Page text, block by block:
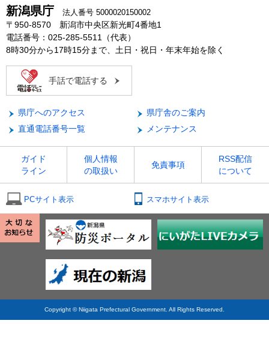
新潟県庁 法人番号 5000020150002
〒950-8570 新潟市中央区新光町4番地1
電話番号：025-285-5511（代表）
8時30分から17時15分まで、土日・祝日・年末年始を除く
手話で電話する
県庁へのアクセス
県庁舎のご案内
直通電話番号一覧
メンテナンス
ガイド
ライン
個人情報
の取扱い
免責事項
RSS配信
について
PCサイト表示 スマホサイト表示
Copyright © Niigata Prefectural Government. All Rights Reserved.